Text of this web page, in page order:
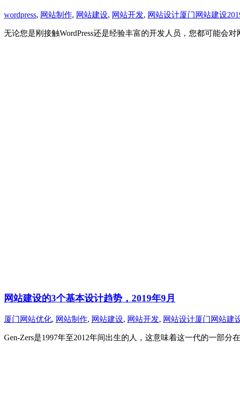
wordpress, 网站制作, 网站建设, 网站开发, 网站设计厦门网站建设
无论您是刚接触WordPress还是经验丰富的开发人员，您都可能会
网站建设的3个基本设计趋势，2019年9月
厦门网站优化, 网站制作, 网站建设, 网站开发, 网站设计厦门网站建
Gen-Zers是1997年至2012年间出生的人，这意味着这一代的一部